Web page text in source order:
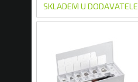
SKLADEM U DODAVATELE